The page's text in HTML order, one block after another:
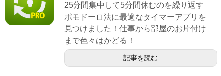
25分間集中して5分間休むのを繰り返す
ポモドーロ法に最適なタイマーアプリを
見つけました！仕事から部屋のお片付け
まで色々はかどる！
記事を読む